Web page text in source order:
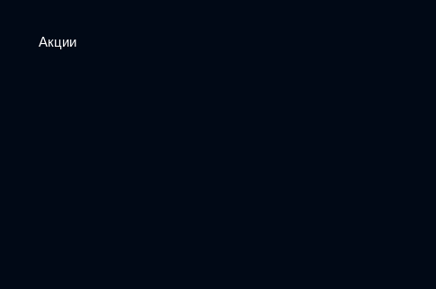
Акции